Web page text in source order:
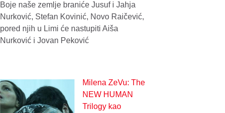
Boje naše zemlje braniće Jusuf i Jahja
Nurković, Stefan Kovinić, Novo Raičević,
pored njih u Limi će nastupiti Aiša
Nurković i Jovan Peković
Milena ZeVu: The
NEW HUMAN
Trilogy kao